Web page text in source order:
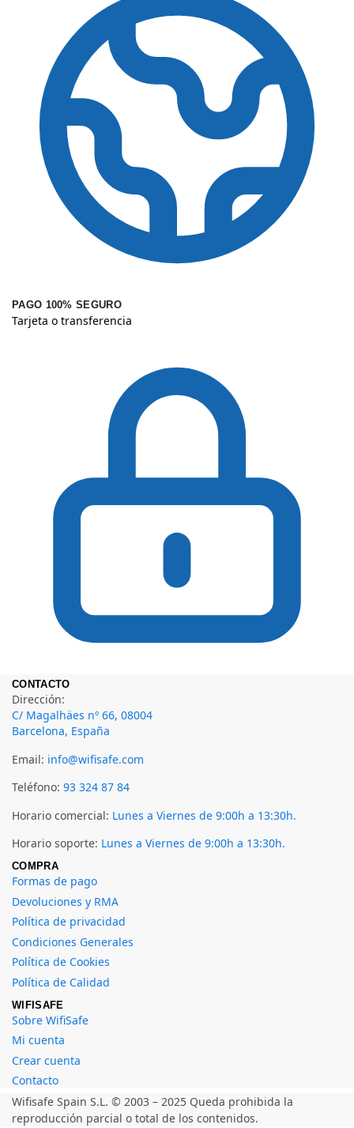
PAGO 100% SEGURO
Tarjeta o transferencia
CONTACTO
Dirección:
C/ Magalhäes nº 66, 08004
Barcelona, España
Email: info@wifisafe.com
Teléfono: 93 324 87 84
Horario comercial: Lunes a Viernes de 9:00h a 13:30h.
Horario soporte: Lunes a Viernes de 9:00h a 13:30h.
COMPRA
Formas de pago
Devoluciones y RMA
Política de privacidad
Condiciones Generales
Política de Cookies
Política de Calidad
WIFISAFE
Sobre WifiSafe
Mi cuenta
Crear cuenta
Contacto
Wifisafe Spain S.L. © 2003 – 2025 Queda prohibida la
reproducción parcial o total de los contenidos.